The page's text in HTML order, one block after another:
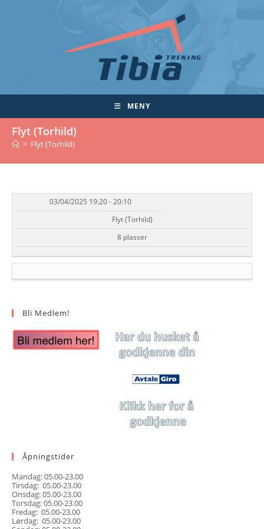
MENY
Flyt (Torhild)
> Flyt (Torhild)
DATO/TID EVENT TILGJENGELIGHET
03/04/2025 19:20 - 20:10
Flyt (Torhild)
8 plasser
Bli Medlem!
Åpningstider
Mandag: 05.00-23.00
Tirsdag: 05.00-23.00
Onsdag: 05.00-23.00
Torsdag: 05.00-23.00
Fredag: 05.00-23.00
Lørdag: 05.00-23.00